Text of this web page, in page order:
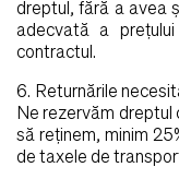
dreptul, fără a avea
adecvată a
contractul.
6. Returnările
Ne rezervăm dreptul
să reţinem, minim
de taxele de